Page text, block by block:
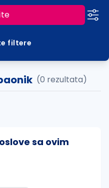
filtere
(0 rezultata)
sa ovim